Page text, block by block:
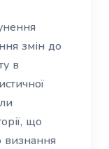
змін до
в
що
визнання